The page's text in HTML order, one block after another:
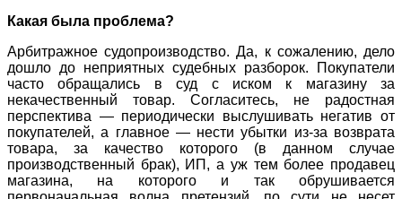
Какая была проблема?
Арбитражное судопроизводство. Да, к сожалению, дело
дошло до неприятных судебных разборок. Покупатели
часто обращались в суд с иском к магазину за
некачественный товар. Согласитесь, не радостная
перспектива — периодически выслушивать негатив от
покупателей, а главное — нести убытки из-за возврата
товара, за качество которого (в данном случае
производственный брак), ИП, а уж тем более продавец
магазина, на которого и так обрушивается